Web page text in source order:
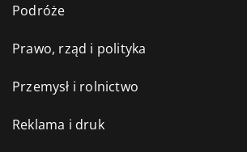
Podróże
Prawo, rząd i polityka
Przemysł i rolnictwo
Reklama i druk